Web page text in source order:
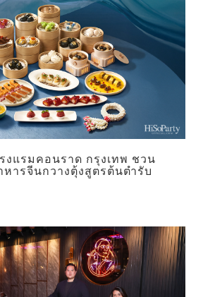
งแรมคอนราด กรุงเทพ ชวน
ารจีนกวางตุ้งสูตรต้นตำรับ